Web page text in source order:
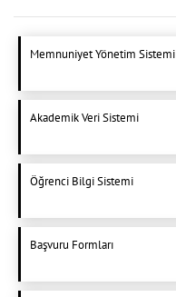
Memnuniyet Yönetim Sistemi
Akademik Veri Sistemi
Öğrenci Bilgi Sistemi
Başvuru Formları